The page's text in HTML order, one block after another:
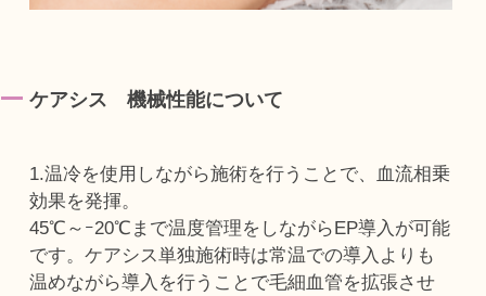
ケアシス 機械性能について
1.温冷を使用しながら施術を行うことで、血流相乗
効果を発揮。
45℃～ｰ20℃まで温度管理をしながらEP導入が可能
です。ケアシス単独施術時は常温での導入よりも
温めながら導入を行うことで毛細血管を拡張させ